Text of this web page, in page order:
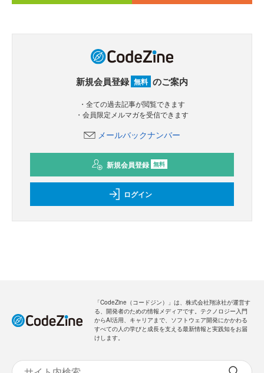
新規会員登録 無料 のご案内
・全ての過去記事が閲覧できます
・会員限定メルマガを受信できます
メールバックナンバー
新規会員登録 無料
ログイン
「CodeZine（コードジン）」は、株式会社翔泳社が運営す
る、開発者のための情報メディアです。テクノロジー入門
からAI活用、キャリアまで、ソフトウェア開発にかかわる
すべての人の学びと成長を支える最新情報と実践知をお届
けします。